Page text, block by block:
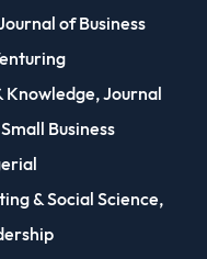
of Business
Knowledge, Journal
Business
& Social Science,